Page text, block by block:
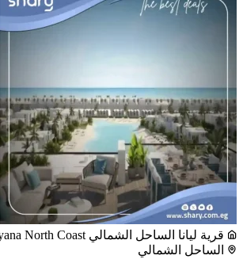
قرية ليانا الساحل الشمالي Layana North Coast اسعار 2026
الساحل الشمالي